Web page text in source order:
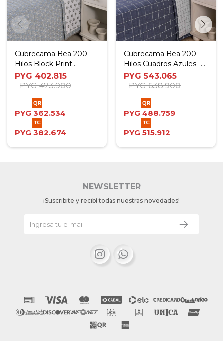
Cubrecama Bea 200
Hilos Block Print
Celeste - Twin
PYG 402.815
PYG 473.900
PYG 362.534
PYG 382.674
Cubrecama Bea 200
Hilos Cuadros Azules -
Full - Queen
PYG 543.065
PYG 638.900
PYG 488.759
PYG 515.912
NEWSLETTER
¡Suscribite y recibí todas nuestras novedades!
 